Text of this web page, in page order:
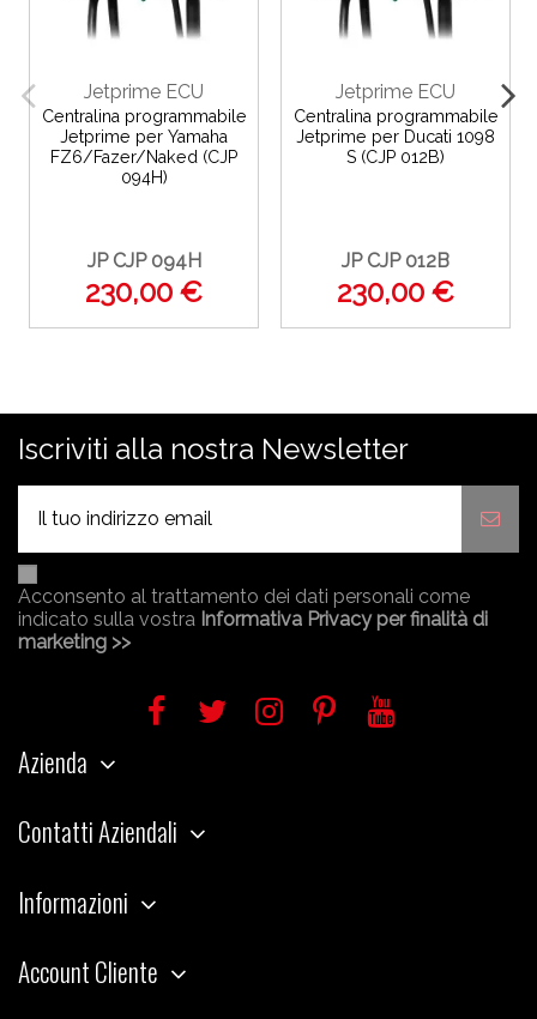
Jetprime ECU
Centralina programmabile
Jetprime per Yamaha
FZ6/Fazer/Naked (CJP
094H)
JP CJP 094H
230,00 €
Jetprime ECU
Centralina programmabile
Jetprime per Ducati 1098
S (CJP 012B)
JP CJP 012B
230,00 €
Iscriviti alla nostra Newsletter
Acconsento al trattamento dei dati personali come
indicato sulla vostra Informativa Privacy per finalità di
marketing >>
Azienda
Contatti Aziendali
Informazioni
Account Cliente